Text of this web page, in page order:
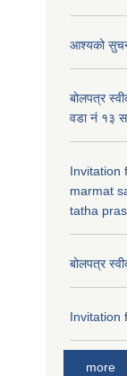
आश्यको
बोलपत्र
वडा नं १३
Invitation
marmat
tatha
बोलपत्र
Invitation
more